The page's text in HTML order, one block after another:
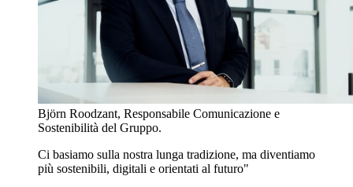
Björn Roodzant, Responsabile Comunicazione e
Sostenibilità del Gruppo.
Ci basiamo sulla nostra lunga tradizione, ma diventiamo
più sostenibili, digitali e orientati al futuro"